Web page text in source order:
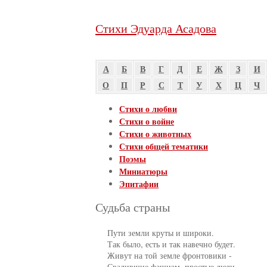
Стихи Эдуарда Асадова
А Б В Г Д Е Ж З И
О
П Р С Т У Х Ц Ч
Стихи о любви
Стихи о войне
Стихи о животных
Стихи общей тематики
Поэмы
Миниатюры
Эпитафии
Судьба страны
     Пути земли круты и широки.
     Так было, есть и так навечно будет.
     Живут на той земле фронтовики -